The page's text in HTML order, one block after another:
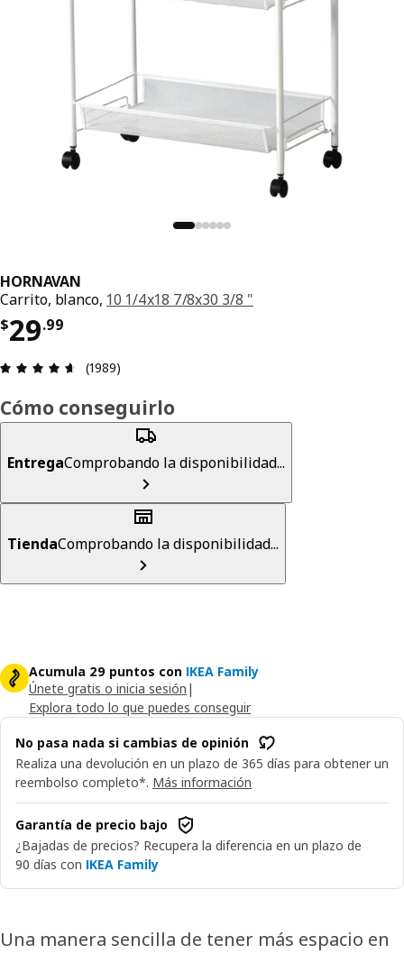
HORNAVAN
Carrito, blanco, 10 1/4x18 7/8x30 3/8 "
$29.99
Precio $ 29.99
Reseña: 4.6 de 5 estrellas. Reseñas totales: 1989
(1989)
Cómo conseguirlo
EntregaComprobando la disponibilidad...
TiendaComprobando la disponibilidad...
Acumula 29 puntos con IKEA Family
Únete gratis o inicia sesión |
Explora todo lo que puedes conseguir
No pasa nada si cambias de opinión
Realiza una devolución en un plazo de 365 días para obtener un
reembolso completo*. Más información
Garantía de precio bajo
¿Bajadas de precios? Recupera la diferencia en un plazo de
90 días con IKEA Family
Una manera sencilla de tener más espacio en